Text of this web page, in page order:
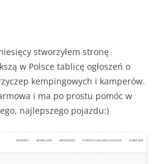
stworzyłem stronę
w Polsce tablicę ogłoszeń o
kempingowych i kamperów.
i ma po prostu pomóc w
najlepszego pojazdu:)